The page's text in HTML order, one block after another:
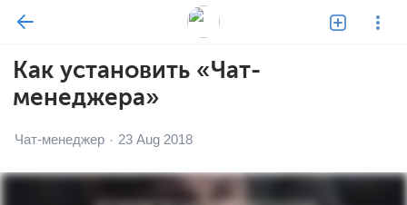
Как установить «Чат-
менеджера»
Чат-менеджер · 23 Aug 2018